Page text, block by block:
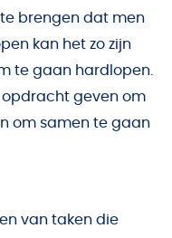
brengen dat men
kan het zo zijn
te gaan hardlopen.
geven om
om samen te gaan
van taken die